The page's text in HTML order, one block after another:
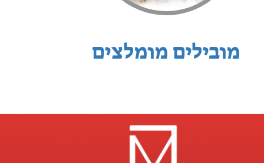
מובילים מומלצים